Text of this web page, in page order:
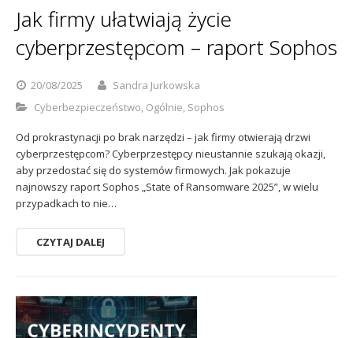
Jak firmy ułatwiają życie
cyberprzestępcom – raport Sophos
20/08/2025
Sandra Jurkowska
Cyberbezpieczeństwo, Ogólnie, Sophos
Od prokrastynacji po brak narzędzi – jak firmy otwierają drzwi
cyberprzestępcom? Cyberprzestępcy nieustannie szukają okazji,
aby przedostać się do systemów firmowych. Jak pokazuje
najnowszy raport Sophos „State of Ransomware 2025”, w wielu
przypadkach to nie…
CZYTAJ DALEJ